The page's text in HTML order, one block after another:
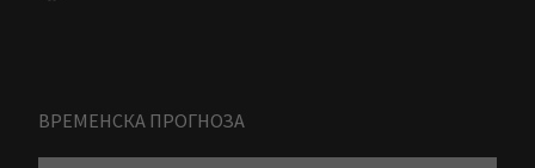
ВРЕМЕНСКА ПРОГНОЗА